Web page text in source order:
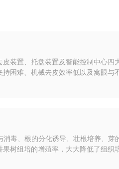
装置、托盘装置及智能控制中心
困难、机械去皮效率低以及窝眼与
加工和精加工等关键问题。同时，
毒、根的分化诱导、壮根培养、
树组培的增殖率，大大降低了组织
长和壮苗培养，解决了香果树组培